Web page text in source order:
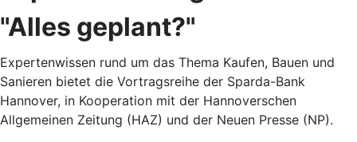
"Alles geplant?"
Expertenwissen rund um das Thema Kaufen, Bauen und
Sanieren bietet die Vortragsreihe der Sparda-Bank
Hannover, in Kooperation mit der Hannoverschen
Allgemeinen Zeitung (HAZ) und der Neuen Presse (NP).